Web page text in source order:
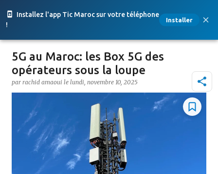
Installez l'app Tic Maroc sur votre téléphone
!
Installer
Accéder au contenu principal
5G au Maroc: les Box 5G des
opérateurs sous la loupe
par rachid amaoui le lundi, novembre 10, 2025